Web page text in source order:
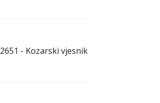
2651 - Kozarski vjesnik - 24.7.2026.